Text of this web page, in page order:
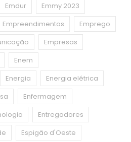
Emdur
Emmy 2023
Empreendimentos
Emprego
Empresas
Enem
Energia
Energia elétrica
Enfermagem
Entregadores
Espigão d'Oeste